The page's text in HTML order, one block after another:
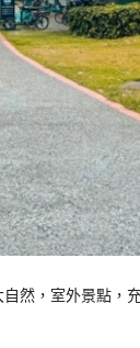
然，室外景點，